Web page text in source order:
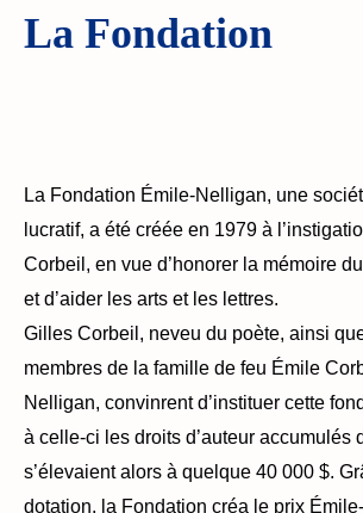
La Fondation
La Fondation Émile-Nelligan, une
lucratif, a été créée en 1979 à
Corbeil, en vue d’honorer la mémoire
et d’aider les arts et les lettres.
Gilles Corbeil, neveu du poète, ainsi
membres de la famille de feu Émile
Nelligan, convinrent d’instituer cette
à celle-ci les droits d’auteur accumulés
s’élevaient alors à quelque 40 000 $.
dotation, la Fondation créa le prix